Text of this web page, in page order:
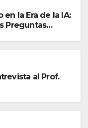
en la Era de la IA:
Preguntas
al Prof.